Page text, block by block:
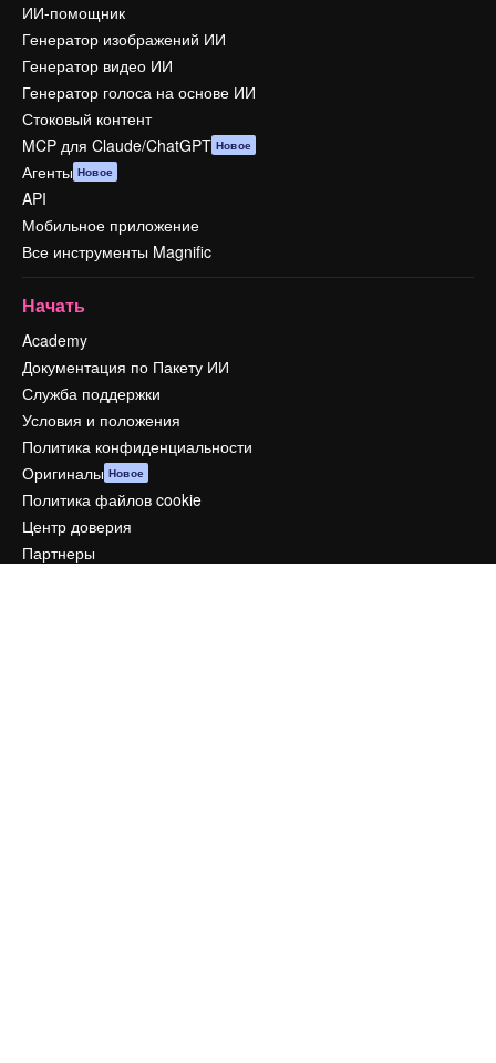
ИИ-помощник
Генератор изображений ИИ
Генератор видео ИИ
Генератор голоса на основе ИИ
Стоковый контент
MCP для Claude/ChatGPT Новое
Агенты Новое
API
Мобильное приложение
Все инструменты Magnific
Начать
Academy
Документация по Пакету ИИ
Служба поддержки
Условия и положения
Политика конфиденциальности
Оригиналы Новое
Политика файлов cookie
Центр доверия
Партнеры